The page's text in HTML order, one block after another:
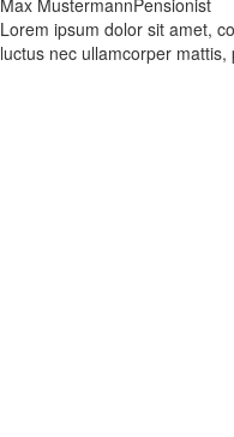
Max MustermannPensionist
Lorem ipsum dolor sit amet,
luctus nec ullamcorper